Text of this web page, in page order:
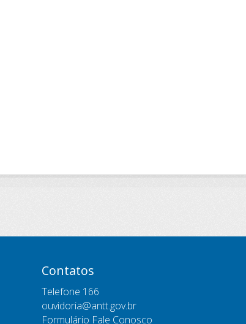
Contatos
Telefone 166
ouvidoria@antt.gov.br
Formulário Fale Conosco